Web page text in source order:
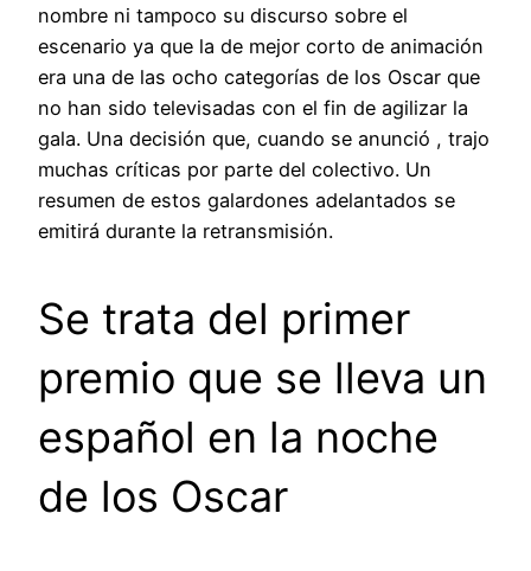
nombre ni tampoco su discurso sobre el
escenario ya que la de mejor corto de animación
era una de las ocho categorías de los Oscar que
no han sido televisadas con el fin de agilizar la
gala. Una decisión que, cuando se anunció , trajo
muchas críticas por parte del colectivo. Un
resumen de estos galardones adelantados se
emitirá durante la retransmisión.
Se trata del primer
premio que se lleva un
español en la noche
de los Oscar